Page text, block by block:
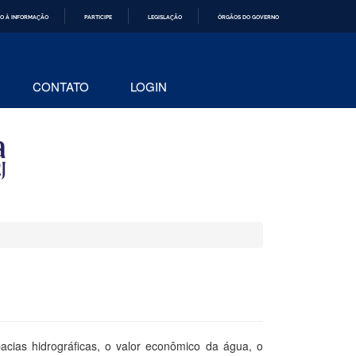
À INFORMAÇÃO PARTICIPE LEGISLAÇÃO ÓRGÃOS DO GOVERNO
CONTATO LOGIN
hidrográficas, o valor econômico da água, o